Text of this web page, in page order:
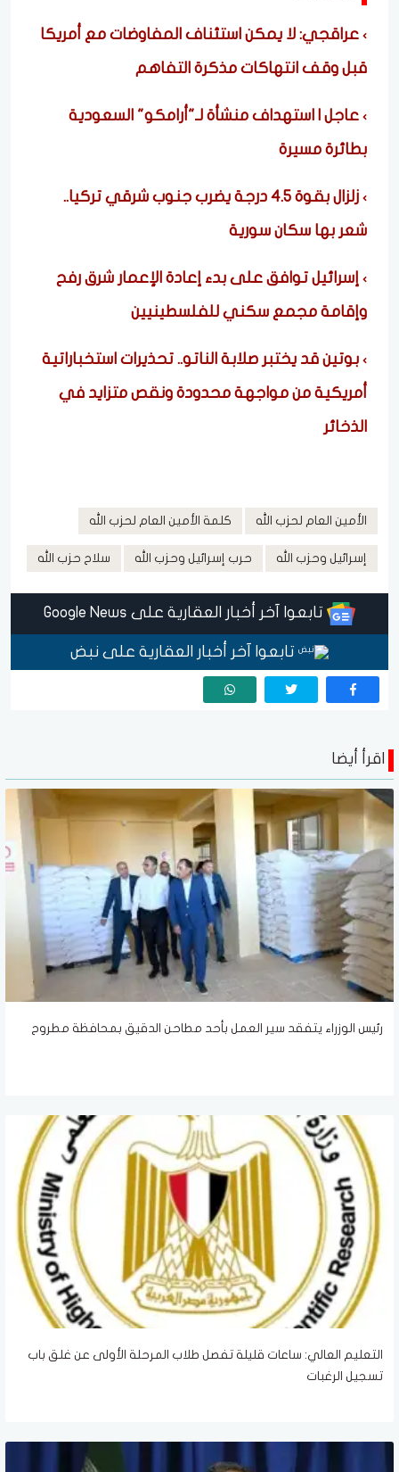
عراقجي: لا يمكن استئناف المفاوضات مع أمريكا
قبل وقف انتهاكات مذكرة التفاهم
عاجل | استهداف منشأة لـ"أرامكو" السعودية
بطائرة مسيرة
زلزال بقوة 4.5 درجة يضرب جنوب شرقي تركيا..
شعر بها سكان سورية
إسرائيل توافق على بدء إعادة الإعمار شرق رفح
وإقامة مجمع سكني للفلسطينيين
بوتين قد يختبر صلابة الناتو.. تحذيرات استخباراتية
أمريكية من مواجهة محدودة ونقص متزايد في
الذخائر
الأمين العام لحزب الله كلمة الأمين العام لحزب الله
إسرائيل وحزب الله حرب إسرائيل وحزب الله سلاح حزب الله
تابعوا آخر أخبار العقارية على Google News
تابعوا آخر أخبار العقارية على نبض
اقرأ أيضا
رئيس الوزراء يتفقد سير العمل بأحد مطاحن الدقيق بمحافظة مطروح
التعليم العالي: ساعات قليلة تفصل طلاب المرحلة الأولى عن غلق باب
تسجيل الرغبات